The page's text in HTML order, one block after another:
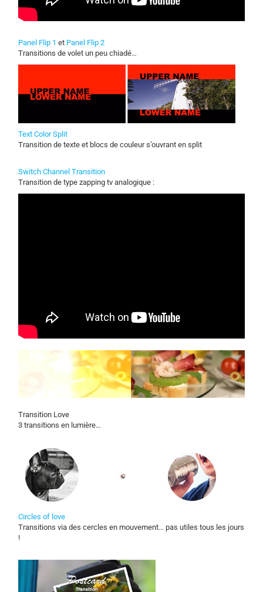
Panel Flip 1 et Panel Flip 2
Transitions de volet un peu chiadé…
Text Color Split
Transition de texte et blocs de couleur s’ouvrant en split
Switch Channel Transition
Transition de type zapping tv analogique :
Transition Love
3 transitions en lumière…
Circles of love
Transitions via des cercles en mouvement… pas utiles tous les jours
!